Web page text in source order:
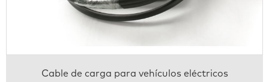
Cable de carga para vehículos eléctricos